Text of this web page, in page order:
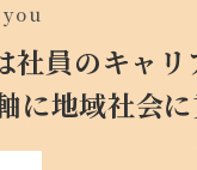
員のキャリ
地域社会に